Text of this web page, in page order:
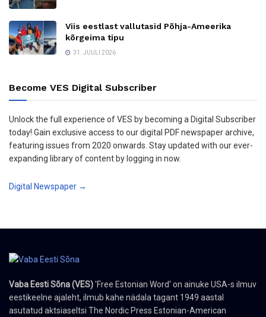
Viis eestlast vallutasid Põhja-Ameerika
kõrgeima tipu
31. JUULI 2026
Become VES Digital Subscriber
Unlock the full experience of VES by becoming a Digital Subscriber
today! Gain exclusive access to our digital PDF newspaper archive,
featuring issues from 2020 onwards. Stay updated with our ever-
expanding library of content by logging in now.
Digital Newspaper →
Vaba Eesti Sõna (VES)'Free Estonian Word' on ainuke USA-s ilmuv
eestikeelne ajaleht, ilmub kahe nädala tagant 1949 aastal
asutatud aktsiaseltsi The Nordic Press Estonian-American